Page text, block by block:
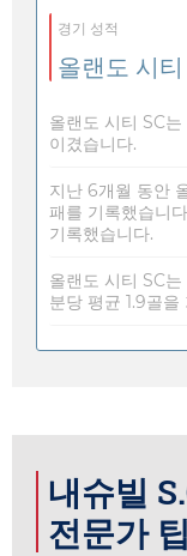
경기 성적
올랜도 시티
올랜도 시티 SC
이겼습니다.
지난 6개월 동안
패를 기록했습니
기록했습니다.
올랜도 시티 SC
분당 평균 1.9골을
내슈빌
전문가 팁